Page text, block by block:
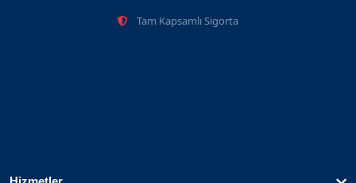
Tam Kapsamlı Sigorta